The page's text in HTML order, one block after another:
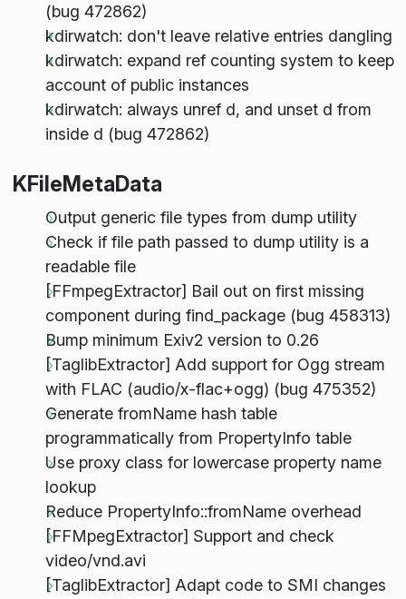
(bug 472862)
kdirwatch: don't leave relative entries dangling
kdirwatch: expand ref counting system to keep
account of public instances
kdirwatch: always unref d, and unset d from
inside d (bug 472862)
KFileMetaData
Output generic file types from dump utility
Check if file path passed to dump utility is a
readable file
[FFmpegExtractor] Bail out on first missing
component during find_package (bug 458313)
Bump minimum Exiv2 version to 0.26
[TaglibExtractor] Add support for Ogg stream
with FLAC (audio/x-flac+ogg) (bug 475352)
Generate fromName hash table
programmatically from PropertyInfo table
Use proxy class for lowercase property name
lookup
Reduce PropertyInfo::fromName overhead
[FFMpegExtractor] Support and check
video/vnd.avi
[TaglibExtractor] Adapt code to SMI changes